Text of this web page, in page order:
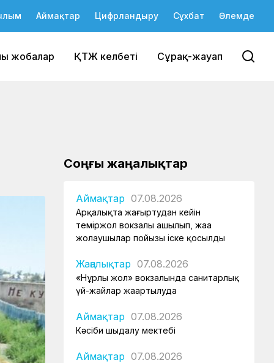
Аймақтар Цифрландыру Сұхбат Әлемде
жобалар ҚТЖ келбеті Сұрақ-жауап
Соңғы жаңалықтар
Аймақтар 07.08.2026
Арқалықта жаңғыртудан кейін
теміржол вокзалы ашылып, жаңа
жолаушылар пойызы іске қосылды
Жаңалықтар 07.08.2026
«Нұрлы жол» вокзалында санитарлық
үй-жайлар жаңартылуда
Аймақтар 07.08.2026
Кәсіби шыңдалу мектебі
Аймақтар 07.08.2026